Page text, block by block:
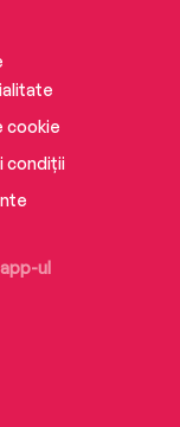
ul
cookie
condiții